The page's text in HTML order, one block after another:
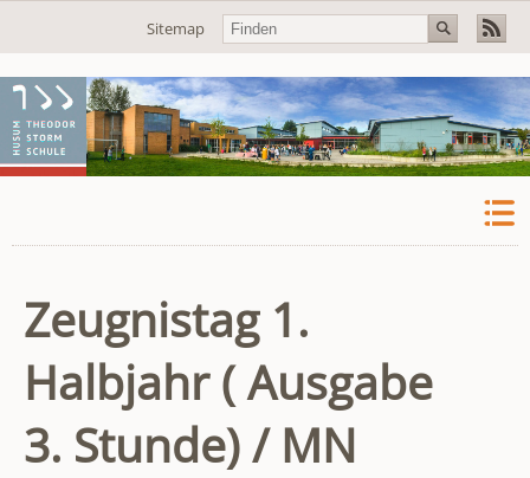
Navigation
Sitemap
Zeugnistag 1.
Halbjahr ( Ausgabe
3. Stunde) / MN